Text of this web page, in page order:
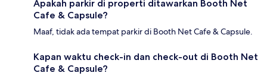
Apakah parkir di properti ditawarkan Booth Net
Cafe & Capsule?
Maaf, tidak ada tempat parkir di Booth Net Cafe & Capsule.
Kapan waktu check-in dan check-out di Booth Net
Cafe & Capsule?